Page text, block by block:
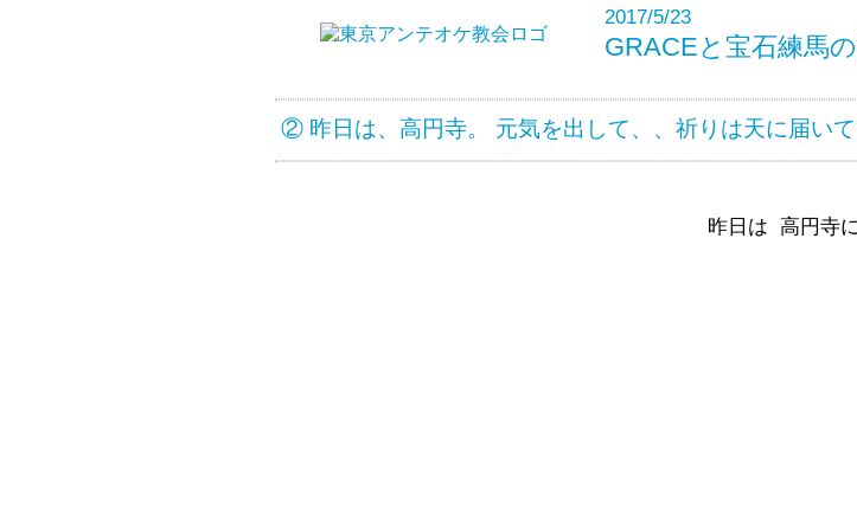
2017/5/23
GRACEと宝石練馬
② 昨日は、高円寺。 元気を出して、、祈りは天に届いて
昨日は 高円寺